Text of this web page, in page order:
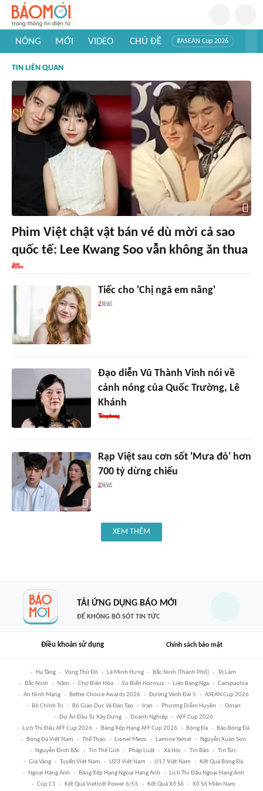
NÓNG MỚI VIDEO CHỦ ĐỀ #ASEAN Cup 2026
#Khám phá thế giới
TIN LIÊN QUAN
Phim Việt chật vật bán vé dù mời cả sao
quốc tế: Lee Kwang Soo vẫn không ăn thua
Tiếc cho 'Chị ngã em nâng'
Đạo diễn Vũ Thành Vinh nói về
cảnh nóng của Quốc Trường, Lê
Khánh
Rạp Việt sau cơn sốt 'Mưa đỏ' hơn
700 tỷ dừng chiếu
XEM THÊM
TẢI ỨNG DỤNG BÁO MỚI
ĐỂ KHÔNG BỎ SÓT TIN TỨC
Điều khoản sử dụng Chính sách bảo mật
Hạ Tầng Vùng Thủ Đô Lê Minh Hưng Bắc Ninh (thành Phố)
Tô Lâm
Bắc Ninh
Năm Chợ Biên Hòa Eo Biển Hormuz Liên Bang Nga
Campuchia
An Ninh Mạng
Better Choice Awards 2026 Đường Vành Đai 5
ASEAN Cup 2026
Bộ Chính Trị
Bộ Giáo Dục Và Đào Tạo Iran Phương Diễm Huyền
Oman
Dự Án Đầu Tư Xây Dựng
Doanh Nghiệp
AFF Cup 2026
Lịch Thi Đấu AFF Cup 2026
Bảng Xếp Hạng AFF Cup 2026 Bóng Đá
Báo Bóng Đá
Bóng Đá Việt Nam
Thể Thao Lionel Messi Lamine Yamal
Nguyễn Xuân Son
Nguyễn Đình Bắc
Tin Thế Giới Pháp Luật Xã Hội Tin Bão
Tin Tức
Giá Vàng
Tuyển Việt Nam U23 Việt Nam U17 Việt Nam
Kết Quả Bóng Đá
Ngoại Hạng Anh
Bảng Xếp Hạng Ngoại Hạng Anh
Lịch Thi Đấu Ngoại Hạng Anh
Cúp C1
Kết Quả Vietlott Power 6/55 Kết Quả Xổ Số Xổ Số Miền Nam